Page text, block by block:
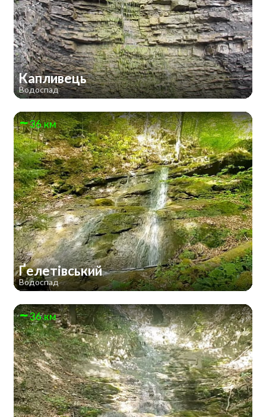
Капливець
Водоспад
36 км
Ґелетівський
Водоспад
36 км